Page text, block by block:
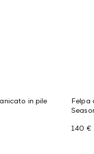
in pile
Felpa
140 €